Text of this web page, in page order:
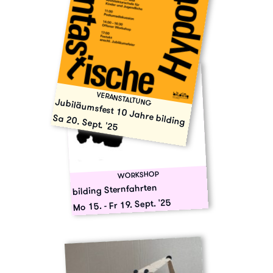
VERANSTALTUNG
Jubiläumsfest 10 Jahre bilding
Sa 20. Sept. '25
WORKSHOP
bilding Sternfahrten
Mo 15.-Fr 19. Sept. '25